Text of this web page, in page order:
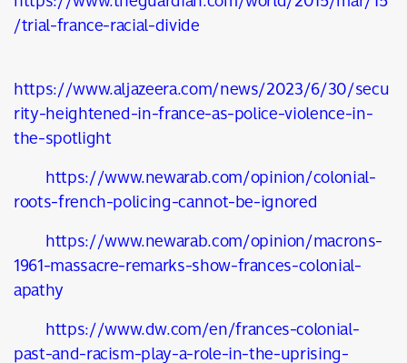
/trial-france-racial-divide
https://www.aljazeera.com/news/2023/6/30/secu
rity-heightened-in-france-as-police-violence-in-
the-spotlight
https://www.newarab.com/opinion/colonial-
roots-french-policing-cannot-be-ignored
https://www.newarab.com/opinion/macrons-
1961-massacre-remarks-show-frances-colonial-
apathy
https://www.dw.com/en/frances-colonial-
past-and-racism-play-a-role-in-the-uprising-